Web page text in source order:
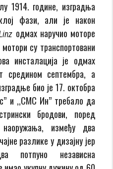
1914. године, изградња
фази, али је након
одмах наручио моторе
су транспортовани
инсталација је одмах
средином септембра, а
био је 17. октобра
и ,,СМС Ин” требало да
бродови, поред
између два
разлике у дизајну јер
потпуно независна